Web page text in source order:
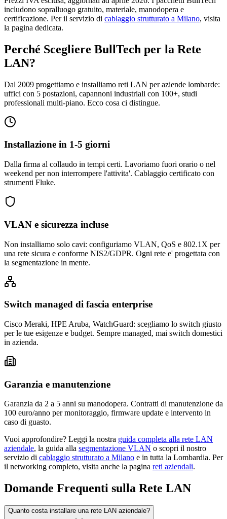
includono sopralluogo gratuito, materiale, manodopera e
certificazione. Per il servizio di cablaggio strutturato a Milano, visita
la pagina dedicata.
Perché Scegliere BullTech per la Rete
LAN?
Dal 2009 progettiamo e installiamo reti LAN per aziende lombarde:
uffici con 5 postazioni, capannoni industriali con 100+, studi
professionali multi-piano. Ecco cosa ci distingue.
Installazione in 1-5 giorni
Dalla firma al collaudo in tempi certi. Lavoriamo fuori orario o nel
weekend per non interrompere l'attivita'. Cablaggio certificato con
strumenti Fluke.
VLAN e sicurezza incluse
Non installiamo solo cavi: configuriamo VLAN, QoS e 802.1X per
una rete sicura e conforme NIS2/GDPR. Ogni rete e' progettata con
la segmentazione in mente.
Switch managed di fascia enterprise
Cisco Meraki, HPE Aruba, WatchGuard: scegliamo lo switch giusto
per le tue esigenze e budget. Sempre managed, mai switch domestici
in azienda.
Garanzia e manutenzione
Garanzia da 2 a 5 anni su manodopera. Contratti di manutenzione da
100 euro/anno per monitoraggio, firmware update e intervento in
caso di guasto.
Vuoi approfondire? Leggi la nostra guida completa alla rete LAN
aziendale, la guida alla segmentazione VLAN o scopri il nostro
servizio di cablaggio strutturato a Milano e in tutta la Lombardia. Per
il networking completo, visita anche la pagina reti aziendali.
Domande Frequenti sulla Rete LAN
Quanto costa installare una rete LAN aziendale?